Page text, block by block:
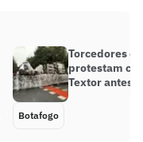
Torcedores
protestam
Textor antes
Botafogo